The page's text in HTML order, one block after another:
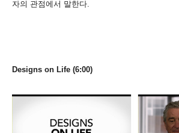
자의 관점에서 말한다
Designs on Life (6:00)